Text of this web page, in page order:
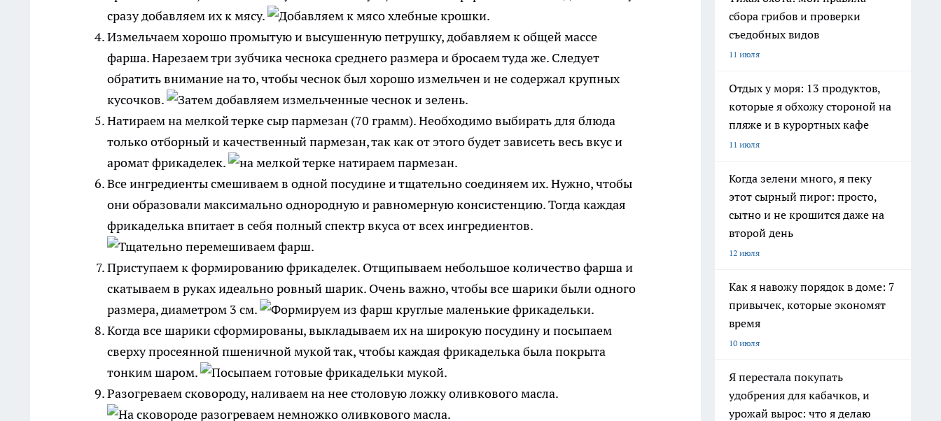
сразу добавляем их к мясу.
Измельчаем хорошо промытую и высушенную петрушку, добавляем к общей массе
фарша. Нарезаем три зубчика чеснока среднего размера и бросаем туда же. Следует
обратить внимание на то, чтобы чеснок был хорошо измельчен и не содержал крупных
кусочков.
Натираем на мелкой терке сыр пармезан (70 грамм). Необходимо выбирать для блюда
только отборный и качественный пармезан, так как от этого будет зависеть весь вкус и
аромат фрикаделек.
Все ингредиенты смешиваем в одной посудине и тщательно соединяем их. Нужно, чтобы
они образовали максимально однородную и равномерную консистенцию. Тогда каждая
фрикаделька впитает в себя полный спектр вкуса от всех ингредиентов.
Приступаем к формированию фрикаделек. Отщипываем небольшое количество фарша и
скатываем в руках идеально ровный шарик. Очень важно, чтобы все шарики были одного
размера, диаметром 3 см.
Когда все шарики сформированы, выкладываем их на широкую посудину и посыпаем
сверху просеянной пшеничной мукой так, чтобы каждая фрикаделька была покрыта
тонким шаром.
Разогреваем сковороду, наливаем на нее столовую ложку оливкового масла.
сбора грибов и проверки
съедобных видов
11 июля
Отдых у моря: 13 продуктов,
которые я обхожу стороной на
пляже и в курортных кафе
11 июля
Когда зелени много, я пеку
этот сырный пирог: просто,
сытно и не крошится даже на
второй день
12 июля
Как я навожу порядок в доме: 7
привычек, которые экономят
время
10 июля
Я перестала покупать
удобрения для кабачков, и
урожай вырос: что я делаю